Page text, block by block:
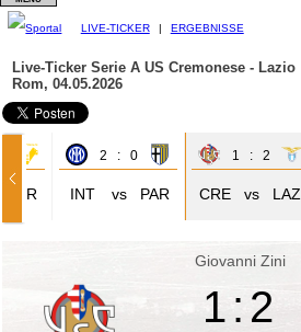
LIVE-TICKER | ERGEBNISSE
Live-Ticker Serie A US Cremonese - Lazio
Rom, 04.05.2026
VER
2 : 0
INT vs PAR
1 : 2
CRE vs LAZ
Giovanni Zini
1:2